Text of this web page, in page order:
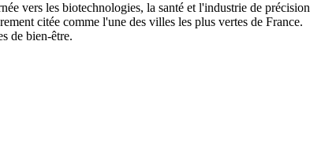
vers les biotechnologies, la santé et l'industrie de précision
citée comme l'une des villes les plus vertes de France.
de bien-être.